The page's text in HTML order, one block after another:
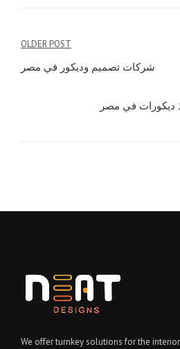
Post
navigation
OLDER POST
شركات تصميم وديكور في مصر
ديكورات في مصر
We offer turnkey solutions for the